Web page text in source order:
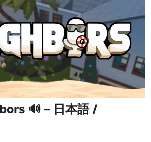
🔊 – 日本語 /